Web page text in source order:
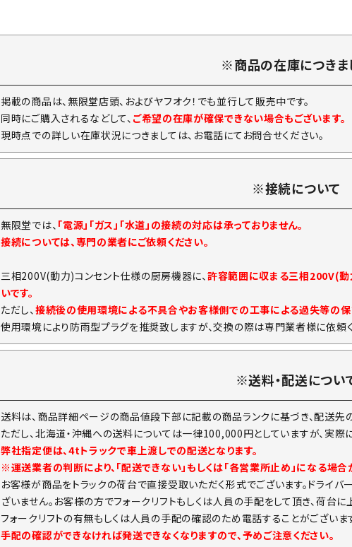
※商品の在庫につきま
掲載の商品は、無限堂店頭、およびヤフオク！でも並行して販売中です。
同時にご購入されるなどして、 ご希望の在庫が確保できない場合もございます。
現時点での詳しい在庫状況につきましては、お電話にてお問合せください。
※接続について
無限堂では、 「電源」「ガス」「水道」の接続の対応は承っておりません。
接続については、専門の業者にご依頼ください。
三相200V(動力)コンセント仕様の厨房機器に、 許容範囲に収まる三相200V(動
いです。
ただし、 接続後の使用環境による不具合やお客様側での工事による過失等の
使用環境により防雨型プラグを推奨致しますが、交換の際は専門業者様に依頼
※送料・配送につい
送料は、商品詳細ページの商品値段下部に記載の商品ランクに基づき、配送先
ただし、北海道・沖縄への送料については一律100,000円としていますが、実際
弊社指定便は、4tトラックで車上渡しでの配送となります。
※運送業者の判断により、「配送できない」もしくは「各営業所止め」になる場合
お客様が商品をトラックの荷台で直接受取いただく形式でございます。ドライ
ざいません。お客様の方でフォークリフトもしくは人員の手配をして頂き、荷台
フォークリフトの有無もしくは人員の手配の確認のため電話することがございま
手配の確認ができなければ発送できなくなりますので、予めご注意ください。